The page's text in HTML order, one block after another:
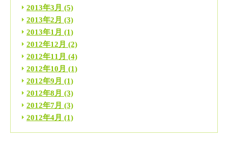
2013年3月 (5)
2013年2月 (3)
2013年1月 (1)
2012年12月 (2)
2012年11月 (4)
2012年10月 (1)
2012年9月 (1)
2012年8月 (3)
2012年7月 (3)
2012年4月 (1)